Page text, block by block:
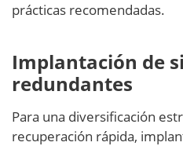
prácticas recomendadas.
Implantación de
redundantes
Para una diversificación
recuperación rápida,